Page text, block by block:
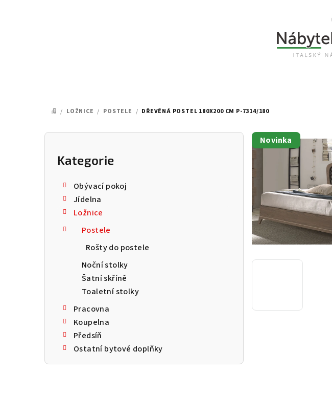
DOMŮ
/ LOŽNICE / POSTELE / DŘEVĚNÁ POSTEL 180X200 CM P-7314/180
P
Přeskočit
kategorie
Kategorie
Obývací pokoj
Jídelna
Ložnice
Postele
Rošty do postele
Noční stolky
Šatní skříně
Toaletní stolky
Pracovna
Koupelna
Předsíň
Ostatní bytové doplňky
Novinka